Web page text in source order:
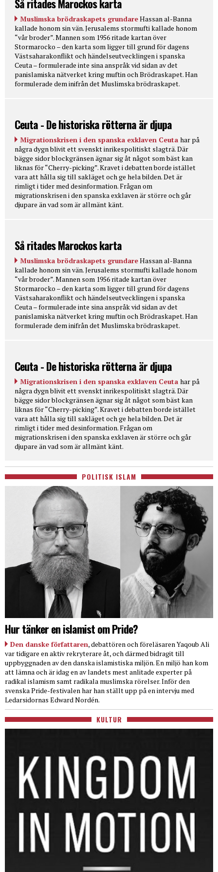
Så ritades Marockos karta
Muslimska brödraskapets grundareHassan al-Banna
kallade honom sin vän. Jerusalems stormufti kallade honom
“vår broder”. Mannen som 1956 ritade kartan över
Stormarocko – den karta som ligger till grund för dagens
Västsaharakonflikt och händelseutvecklingen i spanska
Ceuta – formulerade inte sina anspråk vid sidan av det
panislamiska nätverket kring muftin och Brödraskapet. Han
formulerade dem inifrån det Muslimska brödraskapet.
Ceuta - De historiska rötterna är djupa
Migrationskrisen i den spanska exklaven Ceuta har på
några dygn blivit ett svenskt inrikespolitiskt slagträ. Där
bägge sidor blockgränsen ägnar sig åt något som bäst kan
liknas för “Cherry-picking”. Kravet i debatten borde istället
vara att hålla sig till sakläget och ge hela bilden. Det är
rimligt i tider med desinformation. Frågan om
migrationskrisen i den spanska exklaven är större och går
djupare än vad som är allmänt känt.
Så ritades Marockos karta
Muslimska brödraskapets grundareHassan al-Banna
kallade honom sin vän. Jerusalems stormufti kallade honom
“vår broder”. Mannen som 1956 ritade kartan över
Stormarocko – den karta som ligger till grund för dagens
Västsaharakonflikt och händelseutvecklingen i spanska
Ceuta – formulerade inte sina anspråk vid sidan av det
panislamiska nätverket kring muftin och Brödraskapet. Han
formulerade dem inifrån det Muslimska brödraskapet.
Ceuta - De historiska rötterna är djupa
Migrationskrisen i den spanska exklaven Ceuta har på
några dygn blivit ett svenskt inrikespolitiskt slagträ. Där
bägge sidor blockgränsen ägnar sig åt något som bäst kan
liknas för “Cherry-picking”. Kravet i debatten borde istället
vara att hålla sig till sakläget och ge hela bilden. Det är
rimligt i tider med desinformation. Frågan om
migrationskrisen i den spanska exklaven är större och går
djupare än vad som är allmänt känt.
POLITISK ISLAM
Hur tänker en islamist om Pride?
Den danske författaren, debattören och föreläsaren Yaqoub Ali
var tidigare en aktiv rekryterare åt, och därmed bidragit till
uppbyggnaden av den danska islamistiska miljön. En miljö han kom
att lämna och är idag en av landets mest anlitade experter på
radikal islamism samt radikala muslimska rörelser. Inför den
svenska Pride-festivalen har han ställt upp på en intervju med
Ledarsidornas Edward Nordén.
KULTUR